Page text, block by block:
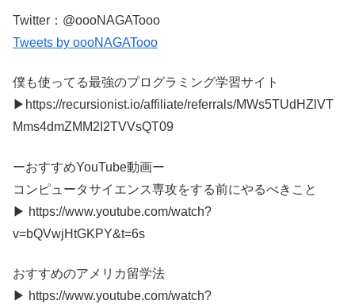
Twitter：@oooNAGATooo
Tweets by oooNAGATooo
僕も使ってる最強のプログラミング学習サイト
▶︎https://recursionist.io/affiliate/referrals/MWs5TUdHZlVT
Mms4dmZMM2I2TVVsQT09
ーおすすめYouTube動画ー
コンピュータサイエンス専攻をする前にやるべきこと
▶︎ https://www.youtube.com/watch?
v=bQVwjHtGKPY&t=6s
おすすめのアメリカ留学法
▶︎ https://www.youtube.com/watch?